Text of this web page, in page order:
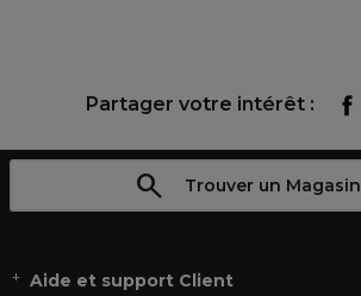
Partager votre intérêt :
Trouver un Magasin
Aide et support Client